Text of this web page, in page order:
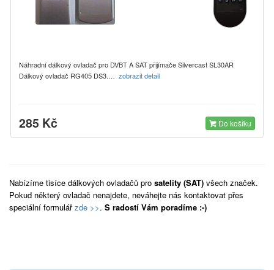
Náhradní dálkový ovladač pro DVBT A SAT přijímače Silvercast SL30AR
Dálkový ovladač RG405 DS3.… zobrazit detail
285 Kč Do košíku
Nabízíme tisíce dálkových ovladačů pro satelity (SAT) všech značek.
Pokud některý ovladač nenajdete, neváhejte nás kontaktovat přes
speciální formulářzde >>. S radostí Vám poradíme :-)